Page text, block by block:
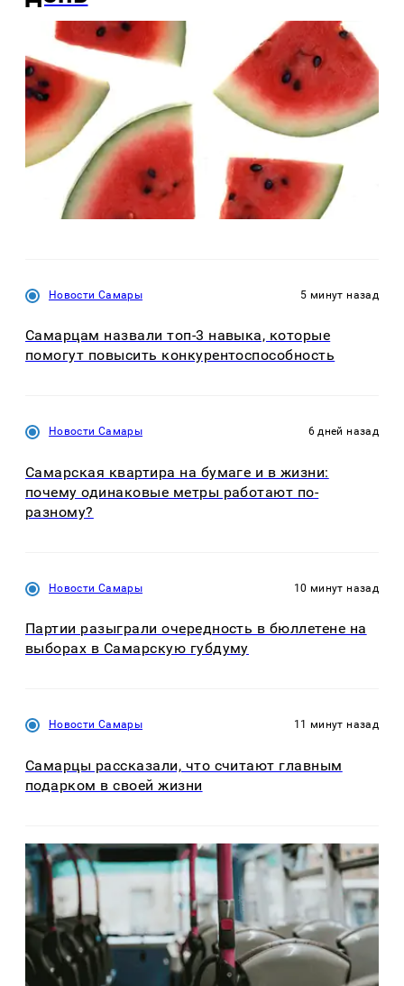
Новости Самары 5 минут назад
Самарцам назвали топ-3 навыка, которые
помогут повысить конкурентоспособность
Новости Самары 6 дней назад
Самарская квартира на бумаге и в жизни:
почему одинаковые метры работают по-
разному?
Новости Самары 10 минут назад
Партии разыграли очередность в бюллетене на
выборах в Самарскую губдуму
Новости Самары 11 минут назад
Самарцы рассказали, что считают главным
подарком в своей жизни